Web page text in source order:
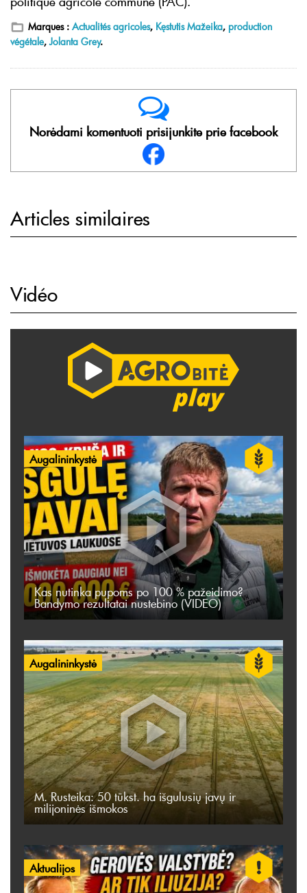
Marques : Actualités agricoles, Kęstutis Mažeika, production
végétale, Jolanta Grey.
Norėdami komentuoti prisijunkite prie facebook
Articles similaires
Vidéo
Augalininkystė
Kas nutinka pupoms po 100 % pažeidimo?
Bandymo rezultatai nustebino (VIDEO)
Augalininkystė
M. Rusteika: 50 tūkst. ha išgulusių javų ir
milijoninės išmokos
Aktualijos